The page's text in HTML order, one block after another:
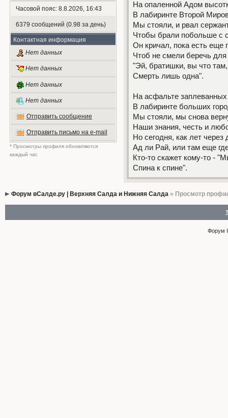
Часовой пояс: 8.8.2026, 16:43
6379 сообщений (0.98 за день)
Контактная информация
Нет данных
Нет данных
Нет данных
Нет данных
Отправить сообщение
Отправить письмо на e-mail
* Просмотры профиля обновляются
каждый час
На опаленной Адом
В лабиринте Второй
Мы стояли, и рвал
Чтобы брали побольше с
Он кричал, пока есть еще
Чтоб не смели беречь для
"Эй, братишки, вы что
Смерть лишь одна".
На асфальте
В лабиринте больших
Мы стояли, мы снова
Наши знания, честь и
Но сегодня, как лет через
Ад ли Рай, или там еще
Кто-то скажет кому-то -
Спина к спине".
Форум вСалде.ру | Верхняя Салда и Нижняя Салда» Просмотр
Форум